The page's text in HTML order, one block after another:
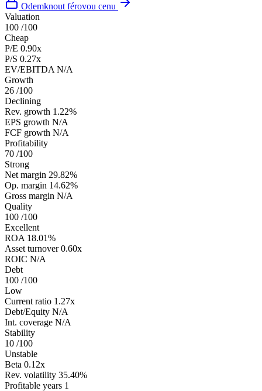
Odemknout férovou cenu
Valuation
100 /100
Cheap
P/E 0.90x
P/S 0.27x
EV/EBITDA N/A
Growth
26 /100
Declining
Rev. growth 1.22%
EPS growth N/A
FCF growth N/A
Profitability
70 /100
Strong
Net margin 29.82%
Op. margin 14.62%
Gross margin N/A
Quality
100 /100
Excellent
ROA 18.01%
Asset turnover 0.60x
ROIC N/A
Debt
100 /100
Low
Current ratio 1.27x
Debt/Equity N/A
Int. coverage N/A
Stability
10 /100
Unstable
Beta 0.12x
Rev. volatility 35.40%
Profitable years 1